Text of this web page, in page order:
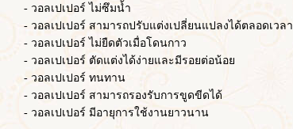
- วอลเปเปอร์ ไม่ซึมน้ำ
- วอลเปเปอร์ สามารถปรับแต่งเปลี่ยนแปลงได้ตลอดเวลา
- วอลเปเปอร์ ไม่ยืดตัวเมื่อโดนกาว
- วอลเปเปอร์ ตัดแต่งได้ง่ายและมีรอยต่อน้อย
- วอลเปเปอร์ ทนทาน
- วอลเปเปอร์ สามารถรองรับการขูดขีดได้
- วอลเปเปอร์ มีอายุการใช้งานยาวนาน